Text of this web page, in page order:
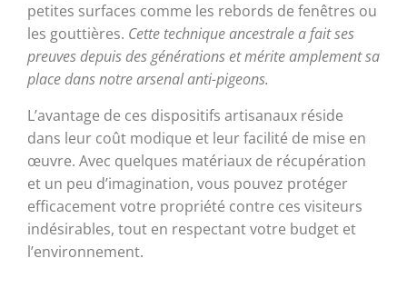
petites surfaces comme les rebords de fenêtres ou
les gouttières. Cette technique ancestrale a fait ses
preuves depuis des générations et mérite amplement sa
place dans notre arsenal anti-pigeons.
L’avantage de ces dispositifs artisanaux réside
dans leur coût modique et leur facilité de mise en
œuvre. Avec quelques matériaux de récupération
et un peu d’imagination, vous pouvez protéger
efficacement votre propriété contre ces visiteurs
indésirables, tout en respectant votre budget et
l’environnement.